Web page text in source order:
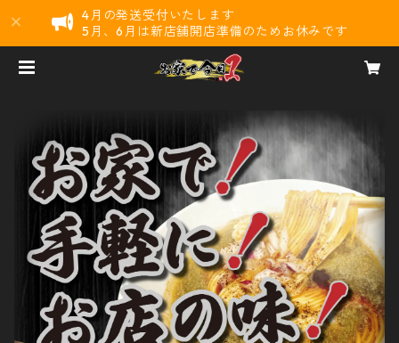
4月の発送受付いたします
5月、6月は新店舗開店準備のためお休みです